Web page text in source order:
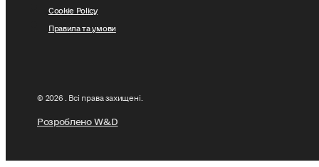
Cookie Policy
Правила та умови
© 2026 . Всі права захищені.
Розроблено W&D